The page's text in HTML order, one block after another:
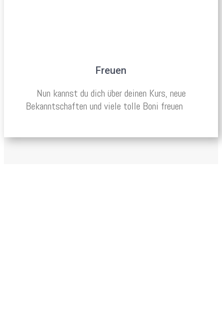
Freuen
Nun kannst du dich über deinen Kurs, neue
Bekanntschaften und viele tolle Boni freuen